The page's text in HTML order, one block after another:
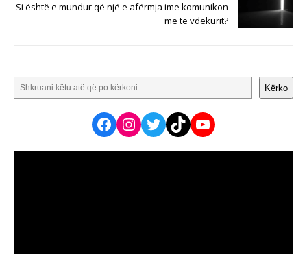
Si është e mundur që një e afërmja ime komunikon
me të vdekurit?
Kërko